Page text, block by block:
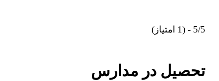
5/5 - (1 امتیاز)
تحصیل در مدارس